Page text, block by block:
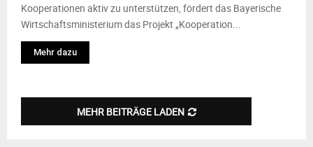
Kooperationen aktiv zu unterstützen, fördert das Bayerische
Wirtschaftsministerium das Projekt „Kooperation...
Mehr dazu
MEHR BEITRÄGE LADEN